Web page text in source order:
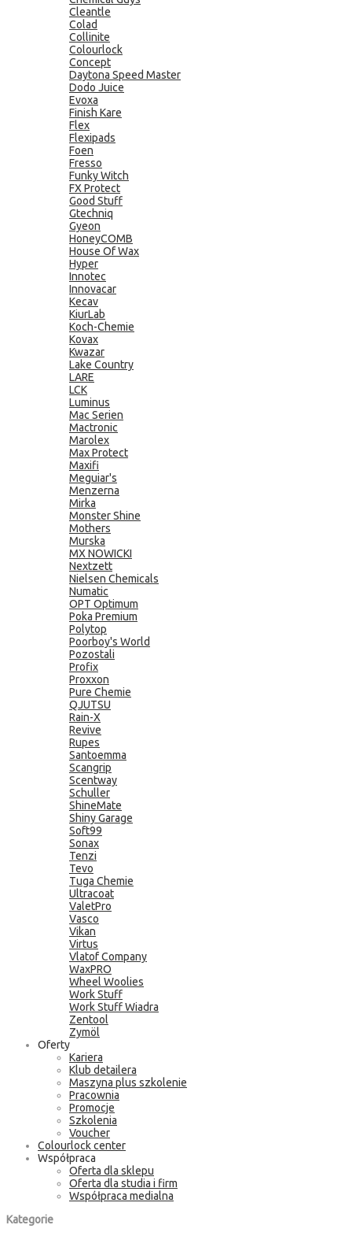
Cleantle
Colad
Collinite
Colourlock
Concept
Daytona Speed Master
Dodo Juice
Evoxa
Finish Kare
Flex
Flexipads
Foen
Fresso
Funky Witch
FX Protect
Good Stuff
Gtechniq
Gyeon
HoneyCOMB
House Of Wax
Hyper
Innotec
Innovacar
Kecav
KiurLab
Koch-Chemie
Kovax
Kwazar
Lake Country
LARE
LCK
Luminus
Mac Serien
Mactronic
Marolex
Max Protect
Maxifi
Meguiar's
Menzerna
Mirka
Monster Shine
Mothers
Murska
MX NOWICKI
Nextzett
Nielsen Chemicals
Numatic
OPT Optimum
Poka Premium
Polytop
Poorboy's World
Pozostali
Profix
Proxxon
Pure Chemie
QJUTSU
Rain-X
Revive
Rupes
Santoemma
Scangrip
Scentway
Schuller
ShineMate
Shiny Garage
Soft99
Sonax
Tenzi
Tevo
Tuga Chemie
Ultracoat
ValetPro
Vasco
Vikan
Virtus
Vlatof Company
WaxPRO
Wheel Woolies
Work Stuff
Work Stuff Wiadra
Zentool
Zymöl
Oferty
Kariera
Klub detailera
Maszyna plus szkolenie
Pracownia
Promocje
Szkolenia
Voucher
Colourlock center
Współpraca
Oferta dla sklepu
Oferta dla studia i firm
Współpraca medialna
Kategorie